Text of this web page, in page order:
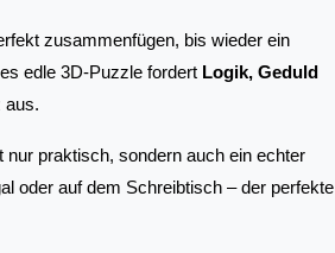
zusammenfügen, bis wieder ein
edle 3D-Puzzle fordert Logik, Geduld
aus.
praktisch, sondern auch ein echter
oder auf dem Schreibtisch – der perfekte